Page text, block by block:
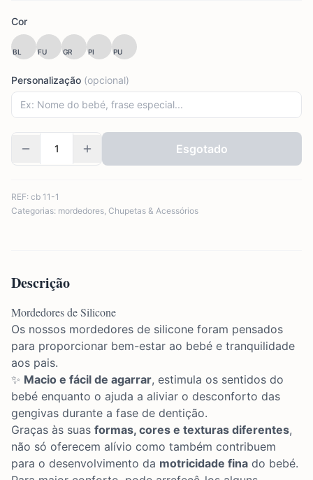
Cor
BL FU GR PI PU
Personalização (opcional)
Esgotado
REF: cb 11-1
Categorias: mordedores, Chupetas & Acessórios
Descrição
Mordedores de Silicone
Os nossos mordedores de silicone foram pensados
para proporcionar bem-estar ao bebé e tranquilidade
aos pais.
✨ Macio e fácil de agarrar, estimula os sentidos do
bebé enquanto o ajuda a aliviar o desconforto das
gengivas durante a fase de dentição.
Graças às suas formas, cores e texturas diferentes,
não só oferecem alívio como também contribuem
para o desenvolvimento da motricidade fina do bebé.